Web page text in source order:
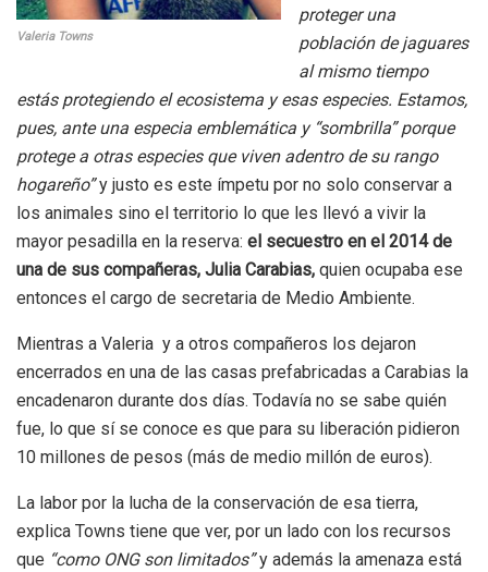
Valeria Towns
proteger una
población de jaguares
al mismo tiempo
estás protegiendo el ecosistema y esas especies. Estamos,
pues, ante una especia emblemática y “sombrilla” porque
protege a otras especies que viven adentro de su rango
hogareño”y justo es este ímpetu por no solo conservar a
los animales sino el territorio lo que les llevó a vivir la
mayor pesadilla en la reserva: el secuestro en el 2014 de
una de sus compañeras, Julia Carabias, quien ocupaba ese
entonces el cargo de secretaria de Medio Ambiente.
Mientras a Valeria y a otros compañeros los dejaron
encerrados en una de las casas prefabricadas a Carabias la
encadenaron durante dos días. Todavía no se sabe quién
fue, lo que sí se conoce es que para su liberación pidieron
10 millones de pesos (más de medio millón de euros).
La labor por la lucha de la conservación de esa tierra,
explica Towns tiene que ver, por un lado con los recursos
que “como ONG son limitados”y además la amenaza está